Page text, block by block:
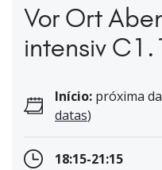
Vor Ort
intensiv
Início: próxima
datas)
18:15-21:15